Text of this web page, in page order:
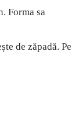
Forma sa
de zăpadă. Pe